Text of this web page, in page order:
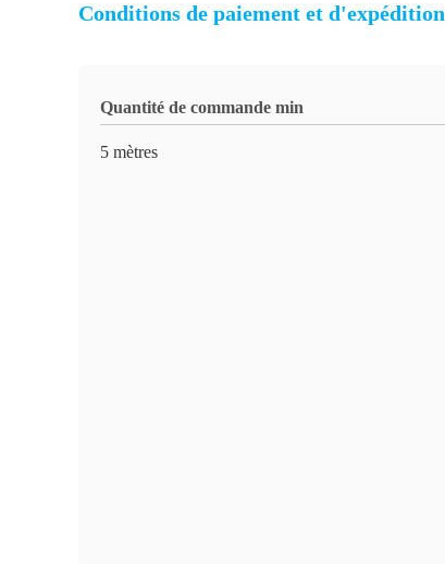
Conditions de paiement et d'expédition
Quantité de commande min
5 mètres